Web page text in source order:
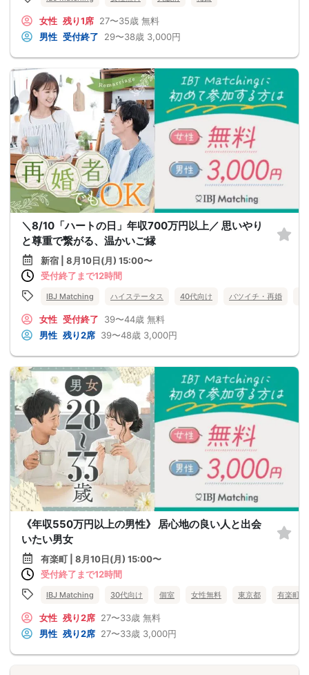
女性 残り1席 27〜35歳 無料
男性 受付終了 29〜38歳 3,000円
＼8/10「ハートの日」年収700万円以上／ 思いやり
と尊重で繋がる、温かいご縁
新宿 | 8月10日(月) 15:00〜
受付終了まで12時間
IBJ Matching ハイステータス 40代向け バツイチ・再婚
女性 受付終了 39〜44歳 無料
男性 残り2席 39〜48歳 3,000円
《年収550万円以上の男性》 居心地の良い人と出会
いたい男女
有楽町 | 8月10日(月) 15:00〜
受付終了まで12時間
IBJ Matching 30代向け 個室 女性無料 東京都 有楽町
女性 残り2席 27〜33歳 無料
男性 残り2席 27〜33歳 3,000円